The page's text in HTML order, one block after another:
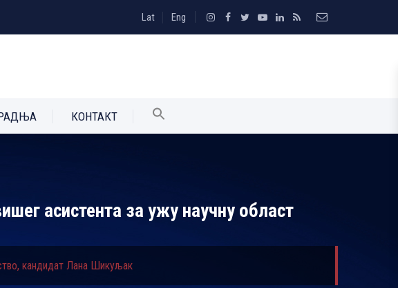
Lat Eng
КОНТАКТ
асистента за ужу научну област
кандидат Лана Шикуљак